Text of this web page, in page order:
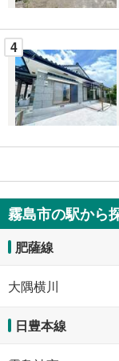
る
4
霧島市の駅から
肥薩線
大隅横川
日豊本線